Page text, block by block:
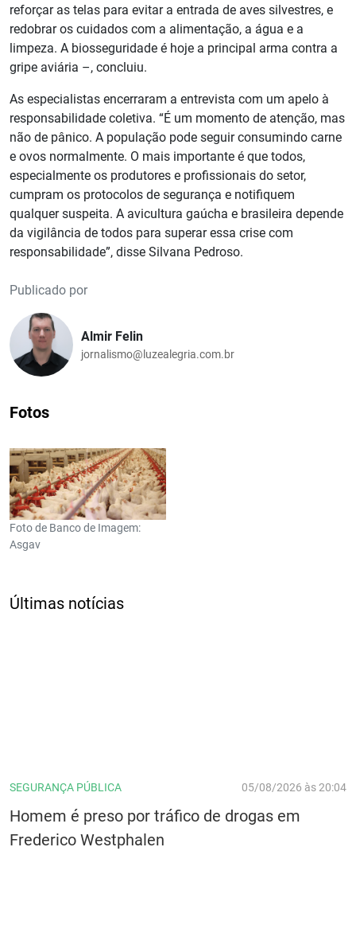
reforçar as telas para evitar a entrada de aves silvestres, e
redobrar os cuidados com a alimentação, a água e a
limpeza. A biosseguridade é hoje a principal arma contra a
gripe aviária –, concluiu.
As especialistas encerraram a entrevista com um apelo à
responsabilidade coletiva. “É um momento de atenção, mas
não de pânico. A população pode seguir consumindo carne
e ovos normalmente. O mais importante é que todos,
especialmente os produtores e profissionais do setor,
cumpram os protocolos de segurança e notifiquem
qualquer suspeita. A avicultura gaúcha e brasileira depende
da vigilância de todos para superar essa crise com
responsabilidade”, disse Silvana Pedroso.
Publicado por
Almir Felin
jornalismo@luzealegria.com.br
Fotos
Foto de Banco de Imagem:
Asgav
Últimas notícias
SEGURANÇA PÚBLICA 05/08/2026 às 20:04
Homem é preso por tráfico de drogas em
Frederico Westphalen